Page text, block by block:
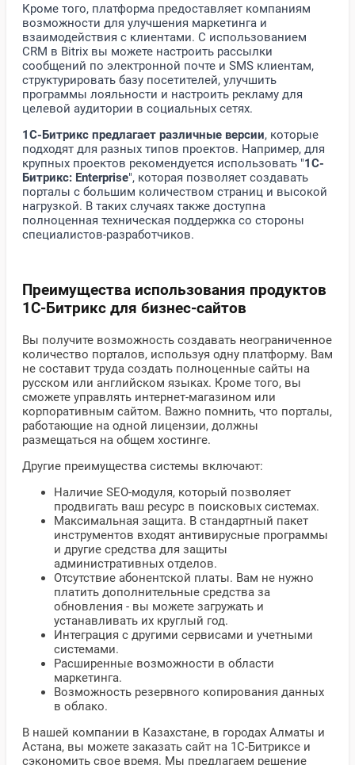
Кроме того, платформа предоставляет компаниям
возможности для улучшения маркетинга и
взаимодействия с клиентами. С использованием
CRM в Bitrix вы можете настроить рассылки
сообщений по электронной почте и SMS клиентам,
структурировать базу посетителей, улучшить
программы лояльности и настроить рекламу для
целевой аудитории в социальных сетях.
1С-Битрикс предлагает различные версии, которые
подходят для разных типов проектов. Например, для
крупных проектов рекомендуется использовать "1С-
Битрикс: Enterprise", которая позволяет создавать
порталы с большим количеством страниц и высокой
нагрузкой. В таких случаях также доступна
полноценная техническая поддержка со стороны
специалистов-разработчиков.
Преимущества использования продуктов
1С-Битрикс для бизнес-сайтов
Вы получите возможность создавать неограниченное
количество порталов, используя одну платформу. Вам
не составит труда создать полноценные сайты на
русском или английском языках. Кроме того, вы
сможете управлять интернет-магазином или
корпоративным сайтом. Важно помнить, что порталы,
работающие на одной лицензии, должны
размещаться на общем хостинге.
Другие преимущества системы включают:
Наличие SEO-модуля, который позволяет
продвигать ваш ресурс в поисковых системах.
Максимальная защита. В стандартный пакет
инструментов входят антивирусные программы
и другие средства для защиты
административных отделов.
Отсутствие абонентской платы. Вам не нужно
платить дополнительные средства за
обновления - вы можете загружать и
устанавливать их круглый год.
Интеграция с другими сервисами и учетными
системами.
Расширенные возможности в области
маркетинга.
Возможность резервного копирования данных
в облако.
В нашей компании в Казахстане, в городах Алматы и
Астана, вы можете заказать сайт на 1С-Битриксе и
сэкономить свое время. Мы предлагаем решение